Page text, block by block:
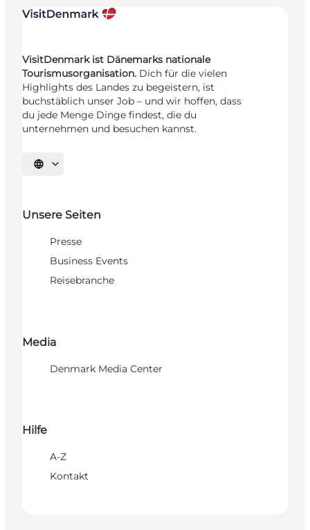
VisitDenmark ist Dänemarks nationale
Tourismusorganisation. Dich für die vielen
Highlights des Landes zu begeistern, ist
buchstäblich unser Job – und wir hoffen, dass
du jede Menge Dinge findest, die du
unternehmen und besuchen kannst.
Sprache auswählen
Unsere Seiten
Presse
Business Events
Reisebranche
Media
Denmark Media Center
Hilfe
A-Z
Kontakt